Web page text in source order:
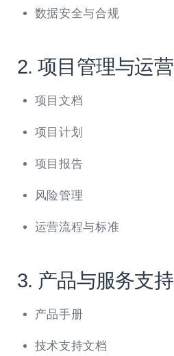
数据安全与合规
2. 项目管理与运营
项目文档
项目计划
项目报告
风险管理
运营流程与标准
3. 产品与服务支持
产品手册
技术支持文档